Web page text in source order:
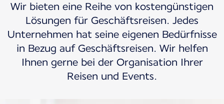
Wir bieten eine Reihe von kostengünstigen
Lösungen für Geschäftsreisen. Jedes
Unternehmen hat seine eigenen Bedürfnisse
in Bezug auf Geschäftsreisen. Wir helfen
Ihnen gerne bei der Organisation Ihrer
Reisen und Events.